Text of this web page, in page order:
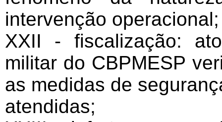
intervenção operacional;
XXII - fiscalização:
militar do CBPMESP
as medidas de
atendidas;